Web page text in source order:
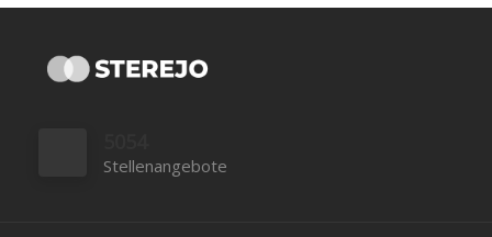
Stellenangebote